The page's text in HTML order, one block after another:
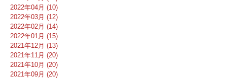
2022年04月 (10)
2022年03月 (12)
2022年02月 (14)
2022年01月 (15)
2021年12月 (13)
2021年11月 (20)
2021年10月 (20)
2021年09月 (20)